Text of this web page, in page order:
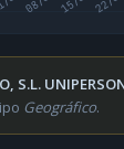
S.L.
Geográfico.